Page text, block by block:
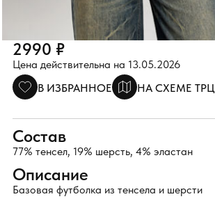
2990 ₽
Цена действительна на 13.05.2026
Состав
77% тенсел, 19% шерсть, 4% эластан
Описание
Базовая футболка из тенсела и шерсти
В ИЗБРАННОЕ НА СХЕМЕ ТРЦ